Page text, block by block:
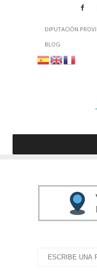
DIPUTACIÓN
BLOG